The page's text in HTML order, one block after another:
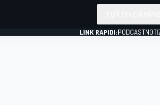
LINK RAPIDI:PODCAST